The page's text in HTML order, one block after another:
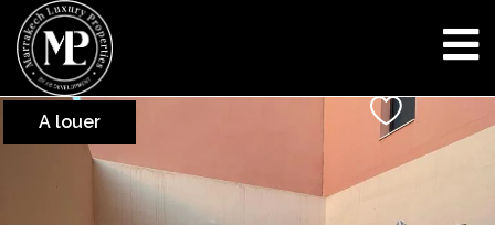
A louer